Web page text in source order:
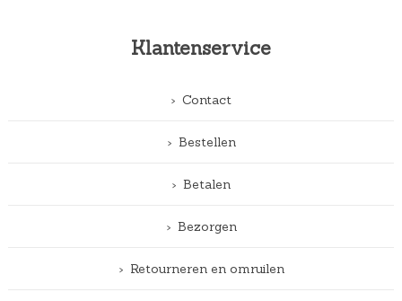
Klantenservice
Contact
Bestellen
Betalen
Bezorgen
Retourneren en omruilen